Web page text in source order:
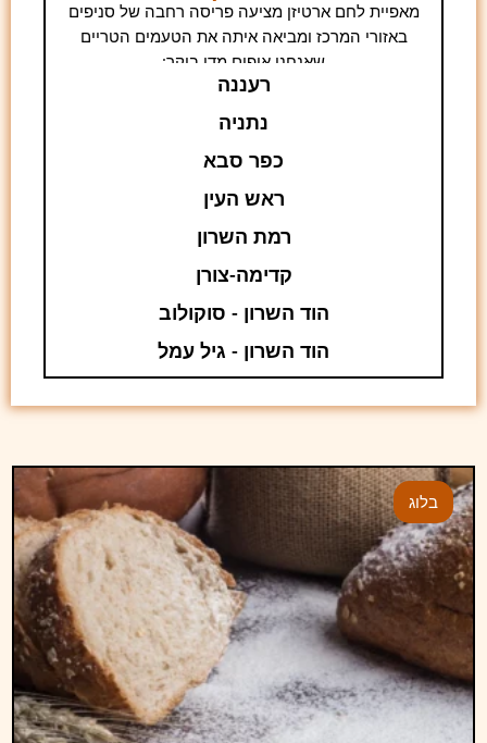
מאפיית לחם ארטיזן מציעה פריסה רחבה של סניפים
באזורי המרכז ומביאה איתה את הטעמים הטריים
שאנחנו אופים מדי בוקר:
רעננה
נתניה
כפר סבא
ראש העין
רמת השרון
קדימה-צורן
הוד השרון - סוקולוב
הוד השרון - גיל עמל
בלוג